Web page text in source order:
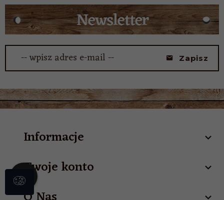
-- wpisz adres e-mail -- Zapisz
Informacje
Twoje konto